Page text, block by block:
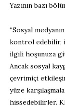
Yazının bazı
“Sosyal
kontrol edebilir,
ilgili hoşunuza
Ancak sosyal
çevrimiçi
yüze
hissedebilirler.